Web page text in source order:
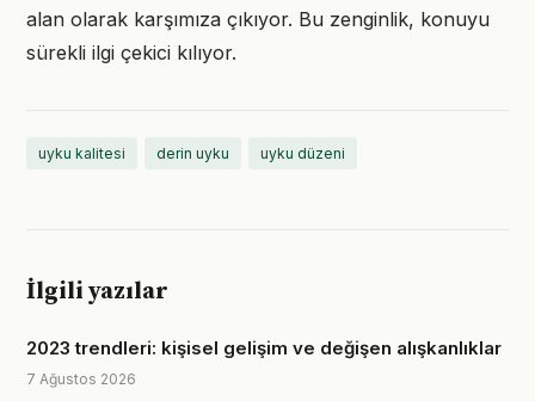
alan olarak karşımıza çıkıyor. Bu zenginlik, konuyu
sürekli ilgi çekici kılıyor.
uyku kalitesi derin uyku uyku düzeni
İlgili yazılar
2023 trendleri: kişisel gelişim ve değişen alışkanlıklar
7 Ağustos 2026